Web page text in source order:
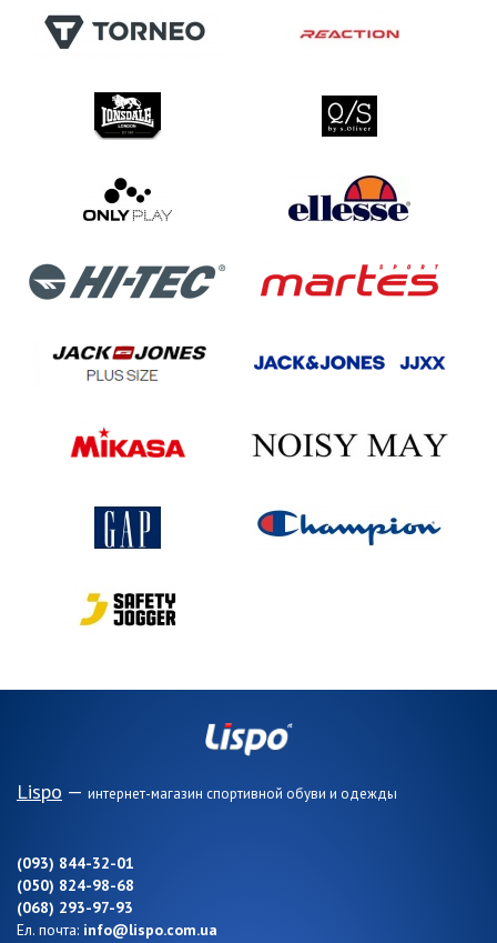
Lispo — интернет-магазин спортивной обуви и одежды
(093) 844-32-01
(050) 824-98-68
(068) 293-97-93
Ел. почта: info@lispo.com.ua